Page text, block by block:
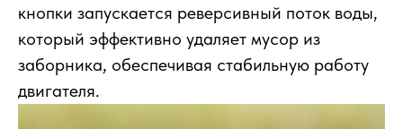
кнопки запускается реверсивный поток воды,
который эффективно удаляет мусор из
заборника, обеспечивая стабильную работу
двигателя.